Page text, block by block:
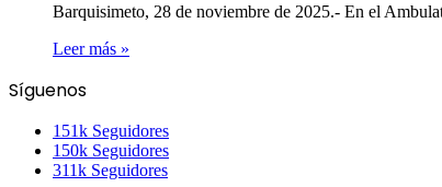
Barquisimeto, 28 de noviembre de 2025.- En el
Leer más »
Síguenos
151k Seguidores
150k Seguidores
311k Seguidores